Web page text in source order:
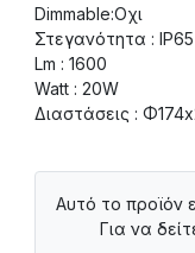
Dimmable:Οχι
Στεγανότητα : IP65
Lm : 1600
Watt : 20W
Διαστάσεις :
Αυτό το προϊόν
Για να